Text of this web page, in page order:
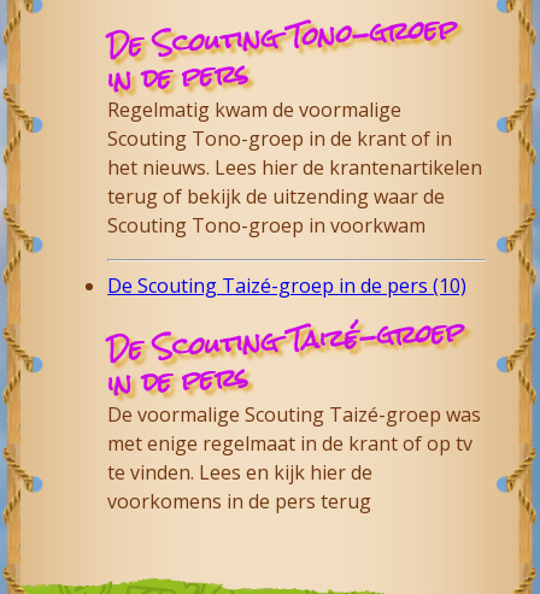
De Scouting Tono-groep
in de pers
Regelmatig kwam de voormalige
Scouting Tono-groep in de krant of in
het nieuws. Lees hier de krantenartikelen
terug of bekijk de uitzending waar de
Scouting Tono-groep in voorkwam
De Scouting Taizé-groep in de pers (10)
De Scouting Taizé-groep
in de pers
De voormalige Scouting Taizé-groep was
met enige regelmaat in de krant of op tv
te vinden. Lees en kijk hier de
voorkomens in de pers terug